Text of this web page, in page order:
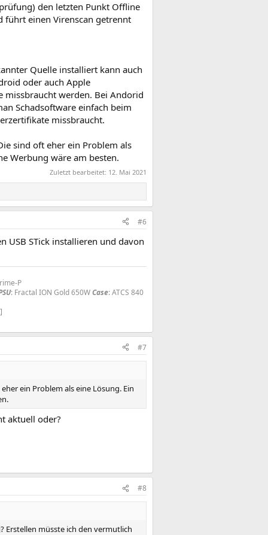
den letzten Punkt Offline
führt einen Virenscan getrennt
Quelle installiert kann auch
oder auch Apple
missbraucht werden. Bei Andorid
Schadsoftware einfach beim
missbraucht.
sind oft eher ein Problem als
Werbung wäre am besten.
Zuletzt bearbeitet: 12. Mai 2021
#6
USB STick installieren und davon
P
: Fractal ION Gold 650WCase: ATCS 840
#7
ein Problem als eine Lösung. Ein
aktuell oder?
#8
Erstellen müsste ich den vermutlich